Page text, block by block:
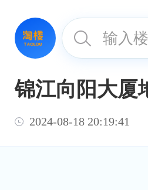
锦江向阳大厦
2024-08-18 20:19:41